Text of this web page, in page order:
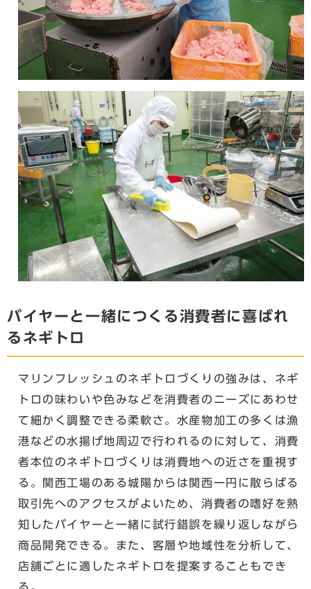
バイヤーと一緒につくる消費者に喜ばれ
るネギトロ
マリンフレッシュのネギトロづくりの強みは、ネギ
トロの味わいや色みなどを消費者のニーズにあわせ
て細かく調整できる柔軟さ。水産物加工の多くは漁
港などの水揚げ地周辺で行われるのに対して、消費
者本位のネギトロづくりは消費地への近さを重視す
る。関西工場のある城陽からは関西一円に散らばる
取引先へのアクセスがよいため、消費者の嗜好を熟
知したバイヤーと一緒に試行錯誤を繰り返しながら
商品開発できる。また、客層や地域性を分析して、
店舗ごとに適したネギトロを提案することもでき